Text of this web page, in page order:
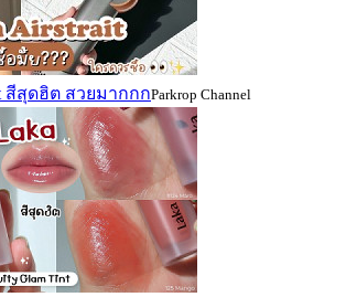
สีสุดฮิต สวยมากกกParkrop Channel